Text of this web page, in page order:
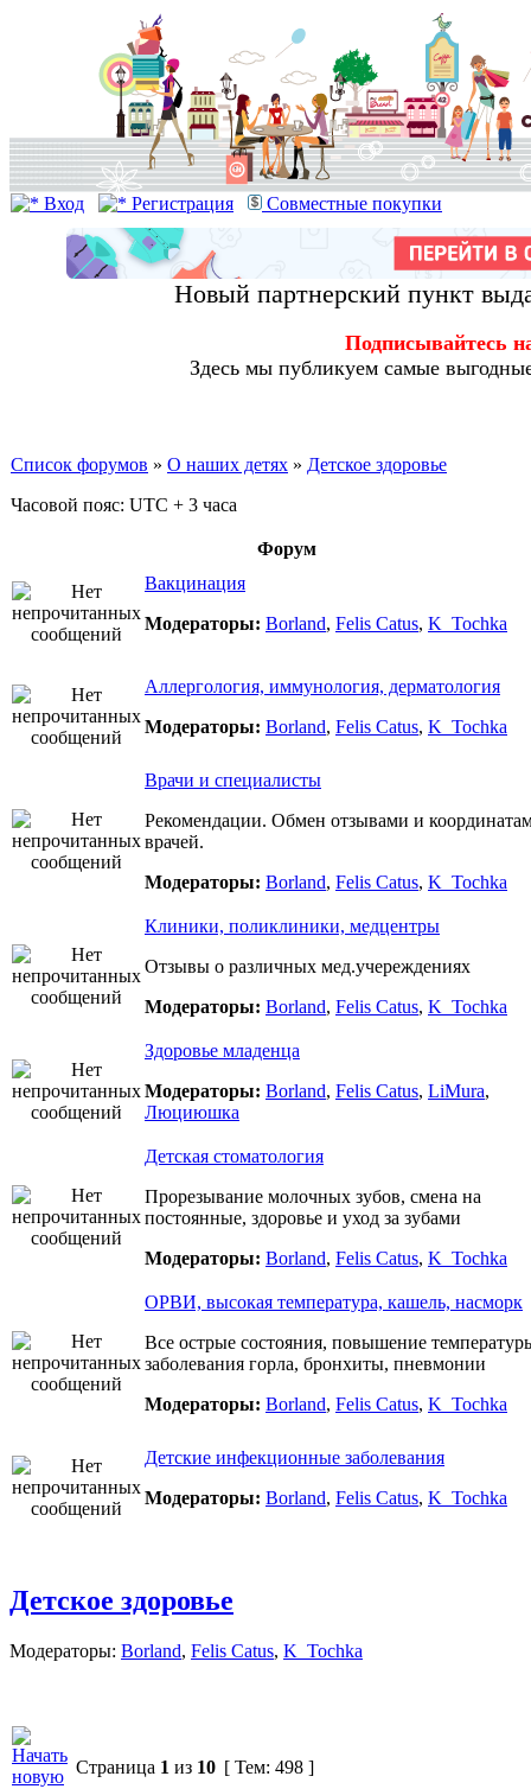
Вход Регистрация Совместные покупки
Новый партнерский пункт
Подписывайтесь
Здесь мы публикуем самые
Список форумов » О наших детях » Детское здоровье
Часовой пояс: UTC + 3 часа
Форум
Вакцинация
Модераторы: Borland, Felis Catus, K_Tochka
Аллергология, иммунология, дерматология
Модераторы: Borland, Felis Catus, K_Tochka
Врачи и специалисты
Рекомендации. Обмен отзывами и
врачей.
Модераторы: Borland, Felis Catus, K_Tochka
Клиники, поликлиники, медцентры
Отзывы о различных мед.учереждениях
Модераторы: Borland, Felis Catus, K_Tochka
Здоровье младенца
Модераторы: Borland, Felis Catus, LiMura,
Люциюшка
Детская стоматология
Прорезывание молочных зубов, смена на
постоянные, здоровье и уход за зубами
Модераторы: Borland, Felis Catus, K_Tochka
ОРВИ, высокая температура, кашель, насморк
Все острые состояния, повышение
заболевания горла, бронхиты, пневмонии
Модераторы: Borland, Felis Catus, K_Tochka
Детские инфекционные заболевания
Модераторы: Borland, Felis Catus, K_Tochka
Детское здоровье
Модераторы: Borland, Felis Catus, K_Tochka
Страница 1 из 10 [ Тем: 498 ]